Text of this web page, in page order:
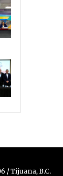
/ Tijuana, B.C.